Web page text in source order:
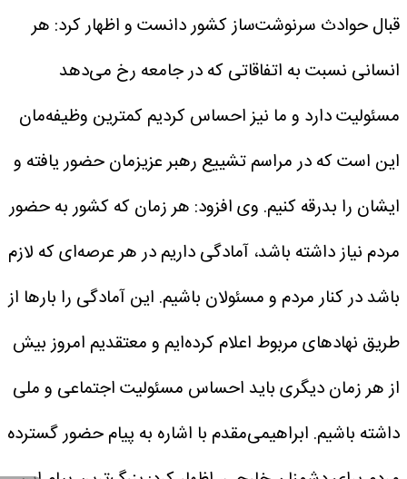
قبال حوادث سرنوشت‌ساز کشور دانست و اظهار کرد: هر
انسانی نسبت به اتفاقاتی که در جامعه رخ می‌دهد
مسئولیت دارد و ما نیز احساس کردیم کمترین وظیفه‌مان
این است که در مراسم تشییع رهبر عزیزمان حضور یافته و
ایشان را بدرقه کنیم. وی افزود: هر زمان که کشور به حضور
مردم نیاز داشته باشد، آمادگی داریم در هر عرصه‌ای که لازم
باشد در کنار مردم و مسئولان باشیم. این آمادگی را بارها از
طریق نهادهای مربوط اعلام کرده‌ایم و معتقدیم امروز بیش
از هر زمان دیگری باید احساس مسئولیت اجتماعی و ملی
داشته باشیم. ابراهیمی‌مقدم با اشاره به پیام حضور گسترده